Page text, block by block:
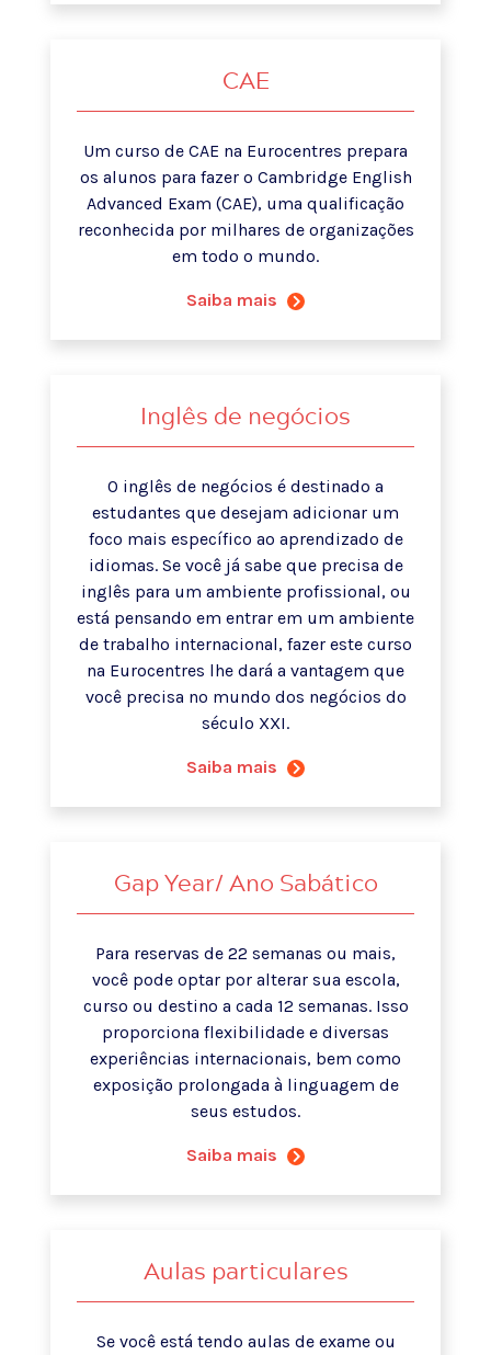
CAE
Um curso de CAE na Eurocentres prepara
os alunos para fazer o Cambridge English
Advanced Exam (CAE), uma qualificação
reconhecida por milhares de organizações
em todo o mundo.
Saiba mais
Inglês de negócios
O inglês de negócios é destinado a
estudantes que desejam adicionar um
foco mais específico ao aprendizado de
idiomas. Se você já sabe que precisa de
inglês para um ambiente profissional, ou
está pensando em entrar em um ambiente
de trabalho internacional, fazer este curso
na Eurocentres lhe dará a vantagem que
você precisa no mundo dos negócios do
século XXI.
Saiba mais
Gap Year/ Ano Sabático
Para reservas de 22 semanas ou mais,
você pode optar por alterar sua escola,
curso ou destino a cada 12 semanas. Isso
proporciona flexibilidade e diversas
experiências internacionais, bem como
exposição prolongada à linguagem de
seus estudos.
Saiba mais
Aulas particulares
Se você está tendo aulas de exame ou